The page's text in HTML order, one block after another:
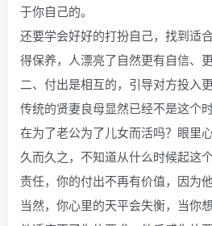
于你自己的。
还要学会好好的打扮自己，找到适
得保养，人漂亮了自然更有自信、更
二、付出是相互的，引导对方投入更
传统的贤妻良母显然已经不是这个
在为了老公为了儿女而活吗？眼里
久而久之，不知道从什么时候起这
责任，你的付出不再有价值，因为
当然，你心里的天平会失衡，当你